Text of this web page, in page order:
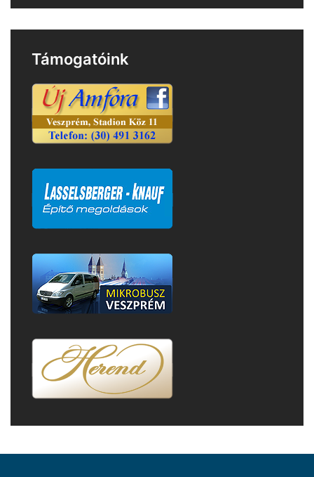
Támogatóink